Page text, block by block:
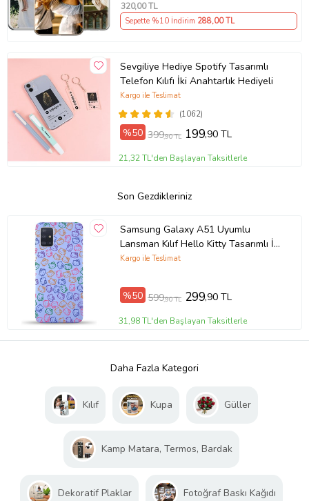
320,00 TL
Sepette %10 İndirim 288,00 TL
Sevgiliye Hediye Spotify Tasarımlı
Telefon Kılıfı İki Anahtarlık Hediyeli
(1062)
Kargo ile Teslimat
%50 399,90 TL 199,90 TL
21,32 TL'den Başlayan Taksitlerle
Son Gezdikleriniz
Samsung Galaxy A51 Uyumlu
Lansman Kılıf Hello Kitty Tasarımlı İçi
Kadife Kapak-Lila (Şeffaf)
Kargo ile Teslimat
%50 599,90 TL 299,90 TL
31,98 TL'den Başlayan Taksitlerle
Daha Fazla Kategori
Kılıf Kupa Güller
Kamp Matara, Termos, Bardak
Dekoratif Plaklar Fotoğraf Baskı Kağıdı